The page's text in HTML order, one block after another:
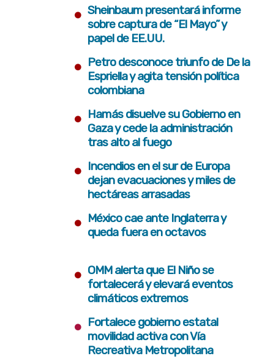
• Sheinbaum presentará informe
sobre captura de “El Mayo” y
papel de EE.UU.
• Petro desconoce triunfo de De la
Espriella y agita tensión política
colombiana
• Hamás disuelve su Gobierno en
Gaza y cede la administración
tras alto al fuego
• Incendios en el sur de Europa
dejan evacuaciones y miles de
hectáreas arrasadas
• México cae ante Inglaterra y
queda fuera en octavos
• OMM alerta que El Niño se
fortalecerá y elevará eventos
climáticos extremos
• Fortalece gobierno estatal
movilidad activa con Vía
Recreativa Metropolitana